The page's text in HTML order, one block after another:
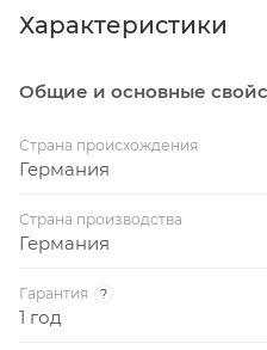
одиночной игры, удобный
Вес стола в упаковке:
Характеристики
Общие и основные
Страна происхождения
Германия
Страна производства
Германия
Гарантия ?
1 год